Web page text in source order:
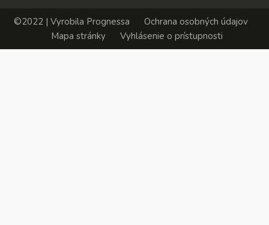
©2022 | Vyrobila Prognessa
Ochrana osobných údajov
Mapa stránky
Vyhlásenie o prístupnosti